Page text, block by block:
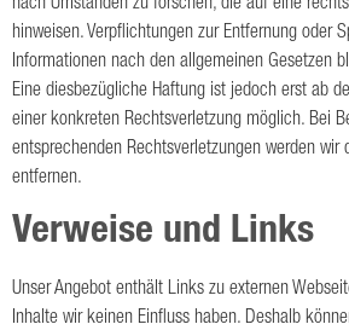
nach Umständen zu forschen, die auf eine
hinweisen. Verpflichtungen zur Entfernung oder
Informationen nach den allgemeinen Gesetzen
Eine diesbezügliche Haftung ist jedoch erst ab
einer konkreten Rechtsverletzung möglich. Bei
entsprechenden Rechtsverletzungen werden wir
entfernen.
Verweise und Links
Unser Angebot enthält Links zu externen
Inhalte wir keinen Einfluss haben. Deshalb